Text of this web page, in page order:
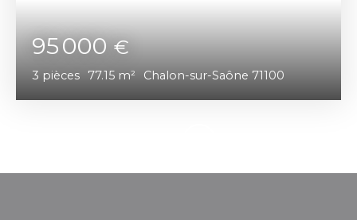
95 000€
3 pièces 77.15 m² Chalon-sur-Saône 71100